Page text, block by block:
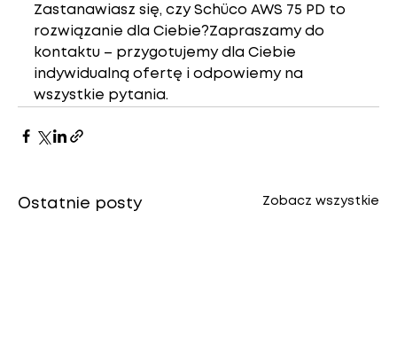
Zastanawiasz się, czy Schüco AWS 75 PD to
rozwiązanie dla Ciebie?Zapraszamy do
kontaktu – przygotujemy dla Ciebie
indywidualną ofertę i odpowiemy na
wszystkie pytania.
Ostatnie posty Zobacz wszystkie